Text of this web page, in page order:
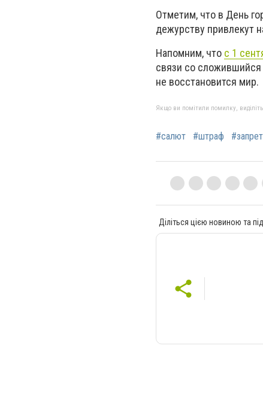
Отметим, что в День
дежурству привлекут
Напомним, что с 1
связи со сложившийся
не восстановится мир.
Якщо ви помітили помилку,
#салют #штраф #запрет
Діліться цією новиною та